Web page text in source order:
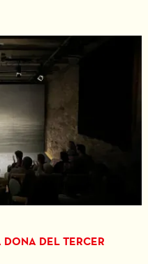
DEL TERCER